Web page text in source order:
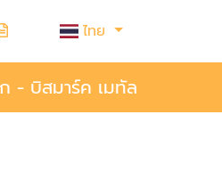
ไทย
- บิสมาร์ค เมทัล